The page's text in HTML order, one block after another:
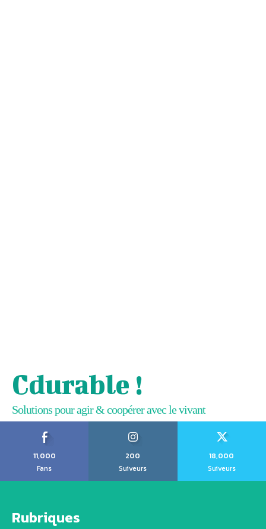
Cdurable !
Solutions pour agir & coopérer avec le vivant
11,000
Fans
200
Suiveurs
18,000
Suiveurs
Rubriques